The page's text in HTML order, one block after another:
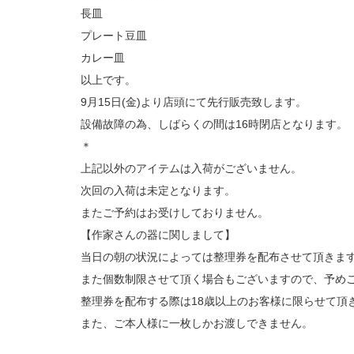
長皿
プレート豆皿
カレー皿
以上です。
9月15日(金)より店頭にて先行販売致します。
設備故障の為、しばらくの間は16時閉店となります。
＊
上記以外のアイテムは入荷がございません。
次回の入荷は未定となります。
またご予約はお受けしておりません。
【作家さんの器に関しまして】
当日の朝の状況によっては整理券を配布させて頂きます
また個数制限させて頂く場合もございますので、予め
整理券を配布する際は18歳以上のお客様に限らせて頂
また、ご本人様に一枚しかお渡しできません。